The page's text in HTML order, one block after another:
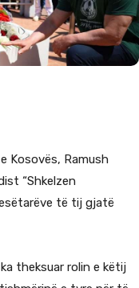
Kosovës, Ramush
“Shkelzen
të tij gjatë
theksuar rolin e këtij